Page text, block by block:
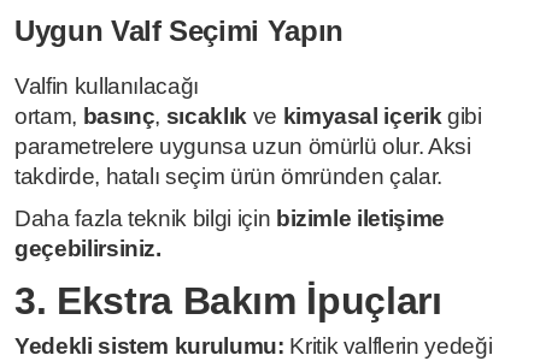
Uygun Valf Seçimi Yapın
Valfin kullanılacağı
ortam, basınç, sıcaklık ve kimyasal içerik gibi
parametrelere uygunsa uzun ömürlü olur. Aksi
takdirde, hatalı seçim ürün ömründen çalar.
Daha fazla teknik bilgi için bizimle iletişime
geçebilirsiniz.
3. Ekstra Bakım İpuçları
Yedekli sistem kurulumu: Kritik valflerin yedeği